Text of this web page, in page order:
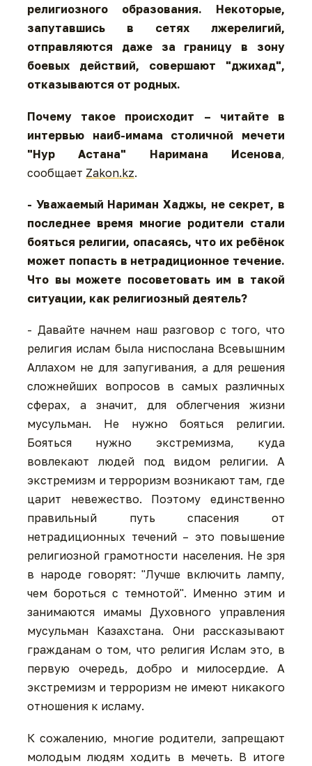
религиозного образования. Некоторые,
запутавшись в сетях лжерелигий,
отправляются даже за границу в зону
боевых действий, совершают "джихад",
отказываются от родных.
Почему такое происходит – читайте в
интервью наиб-имама столичной мечети
"Нур Астана" Наримана Исенова,
сообщает Zakon.kz.
- Уважаемый Нариман Хаджы, не секрет, в
последнее время многие родители стали
бояться религии, опасаясь, что их ребёнок
может попасть в нетрадиционное течение.
Что вы можете посоветовать им в такой
ситуации, как религиозный деятель?
- Давайте начнем наш разговор с того, что
религия ислам была ниспослана Всевышним
Аллахом не для запугивания, а для решения
сложнейших вопросов в самых различных
сферах, а значит, для облегчения жизни
мусульман. Не нужно бояться религии.
Бояться нужно экстремизма, куда
вовлекают людей под видом религии. А
экстремизм и терроризм возникают там, где
царит невежество. Поэтому единственно
правильный путь спасения от
нетрадиционных течений – это повышение
религиозной грамотности населения. Не зря
в народе говорят: "Лучше включить лампу,
чем бороться с темнотой". Именно этим и
занимаются имамы Духовного управления
мусульман Казахстана. Они рассказывают
гражданам о том, что религия Ислам это, в
первую очередь, добро и милосердие. А
экстремизм и терроризм не имеют никакого
отношения к исламу.
К сожалению, многие родители, запрещают
молодым людям ходить в мечеть. В итоге